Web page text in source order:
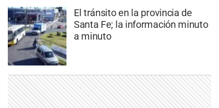
El tránsito en la provincia de
Santa Fe; la información minuto
a minuto